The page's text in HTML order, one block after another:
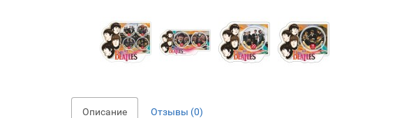
Описание Отзывы (0)